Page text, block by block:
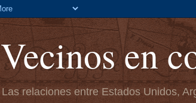
Vecinos en
Las relaciones entre Estados Unidos,